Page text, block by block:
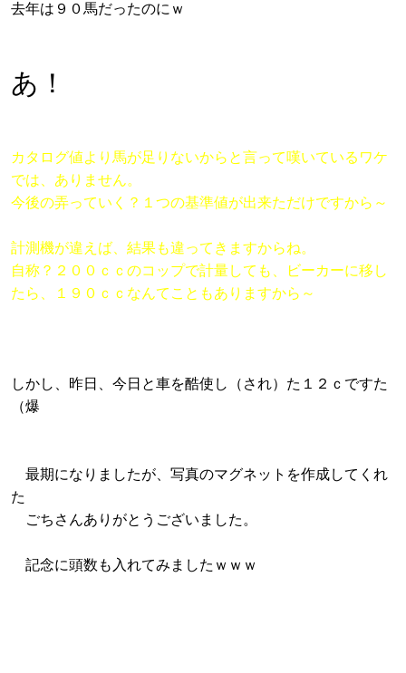
去年は９０馬だったのにｗ
あ！
カタログ値より馬が足りないからと言って嘆いているワケ
では、ありません。
今後の弄っていく？１つの基準値が出来ただけですから～
計測機が違えば、結果も違ってきますからね。
自称？２００ｃｃのコップで計量しても、ビーカーに移し
たら、１９０ｃｃなんてこともありますから～
しかし、昨日、今日と車を酷使し（され）た１２ｃですた
（爆
最期になりましたが、写真のマグネットを作成してくれ
た
ごちさんありがとうございました。
記念に頭数も入れてみましたｗｗｗ